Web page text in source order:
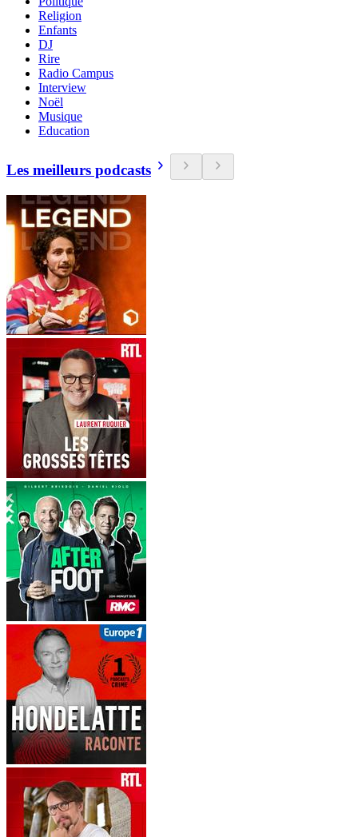
Religion
Enfants
DJ
Rire
Radio Campus
Interview
Noël
Musique
Education
Les meilleurs podcasts